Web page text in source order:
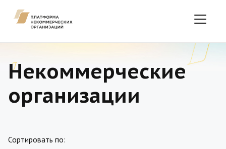
Некоммерческие
организации
Сортировать по: